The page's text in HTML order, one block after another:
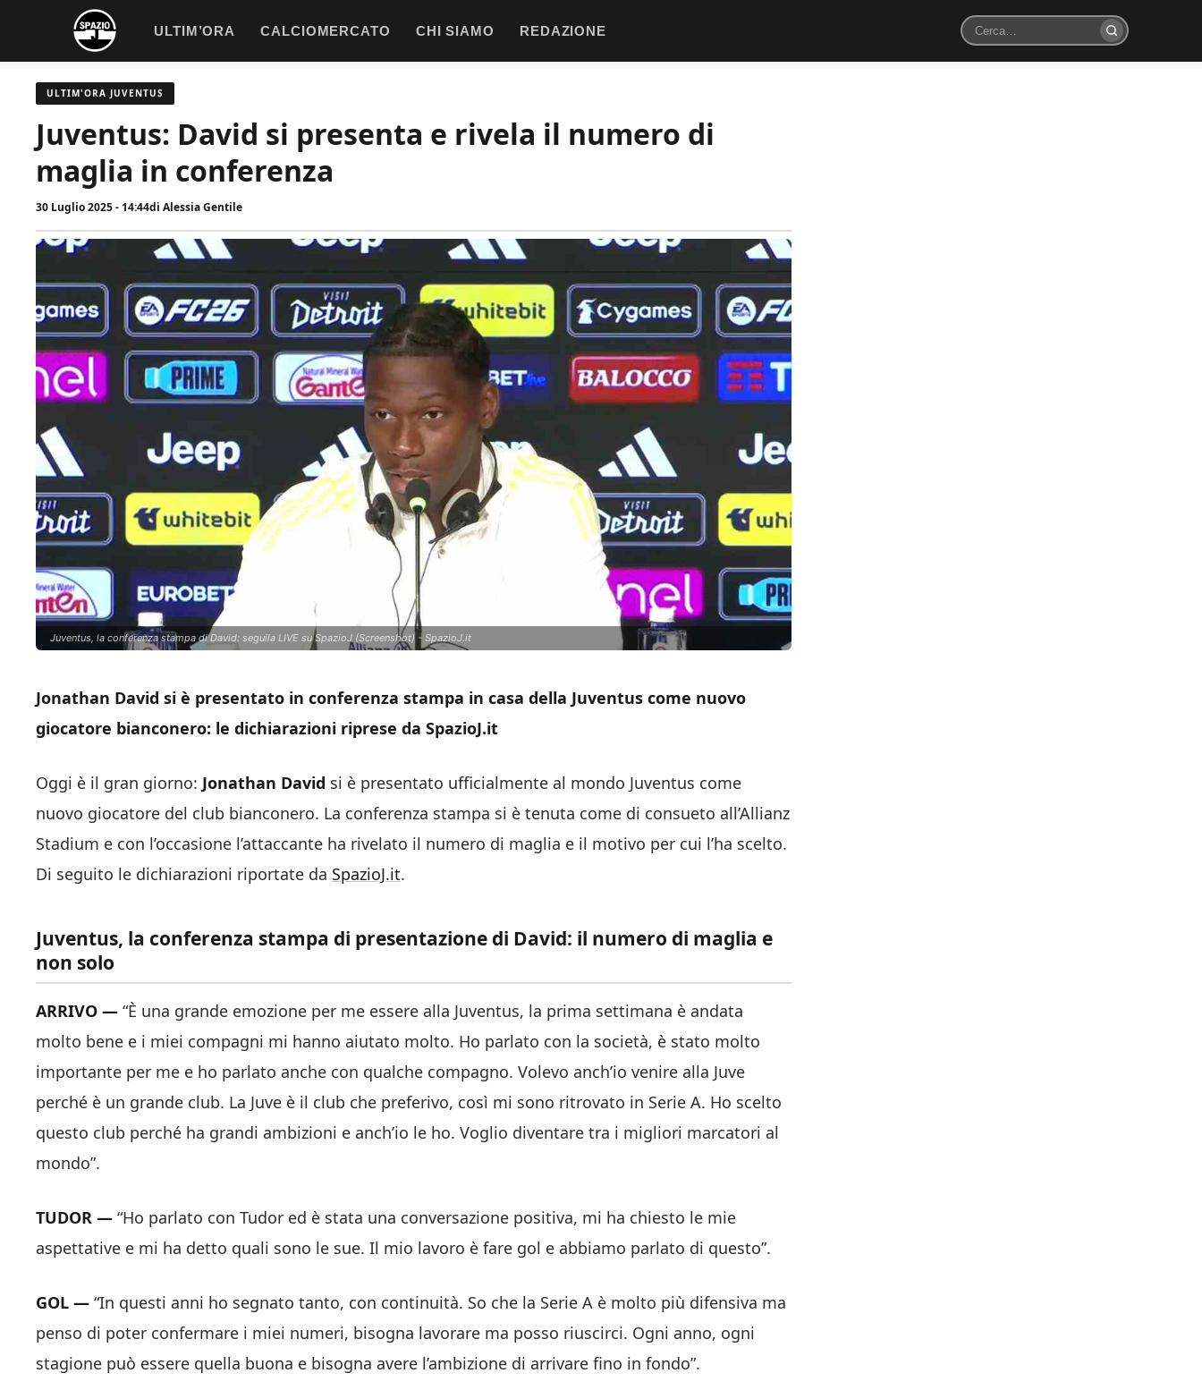
contenuto
ULTIM’ORA CALCIOMERCATO CHI SIAMO REDAZIONE
Cerca
ULTIM'ORA JUVENTUS
Juventus: David si presenta e rivela il numero di
maglia in conferenza
30 Luglio 2025 - 14:44di Alessia Gentile
Juventus, la conferenza stampa di David: seguila LIVE su SpazioJ (Screenshot) - SpazioJ.it
Jonathan David si è presentato in conferenza stampa in casa della Juventus come nuovo
giocatore bianconero: le dichiarazioni riprese da SpazioJ.it
Oggi è il gran giorno: Jonathan David si è presentato ufficialmente al mondo Juventus come
nuovo giocatore del club bianconero. La conferenza stampa si è tenuta come di consueto all’Allianz
Stadium e con l’occasione l’attaccante ha rivelato il numero di maglia e il motivo per cui l’ha scelto.
Di seguito le dichiarazioni riportate da SpazioJ.it.
Juventus, la conferenza stampa di presentazione di David: il numero di maglia e
non solo
ARRIVO — “È una grande emozione per me essere alla Juventus, la prima settimana è andata
molto bene e i miei compagni mi hanno aiutato molto. Ho parlato con la società, è stato molto
importante per me e ho parlato anche con qualche compagno. Volevo anch’io venire alla Juve
perché è un grande club. La Juve è il club che preferivo, così mi sono ritrovato in Serie A. Ho scelto
questo club perché ha grandi ambizioni e anch’io le ho. Voglio diventare tra i migliori marcatori al
mondo”.
TUDOR — “Ho parlato con Tudor ed è stata una conversazione positiva, mi ha chiesto le mie
aspettative e mi ha detto quali sono le sue. Il mio lavoro è fare gol e abbiamo parlato di questo”.
GOL — “In questi anni ho segnato tanto, con continuità. So che la Serie A è molto più difensiva ma
penso di poter confermare i miei numeri, bisogna lavorare ma posso riuscirci. Ogni anno, ogni
stagione può essere quella buona e bisogna avere l’ambizione di arrivare fino in fondo”.